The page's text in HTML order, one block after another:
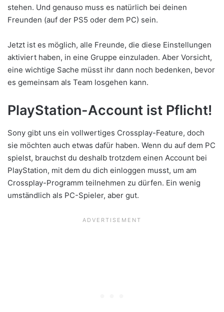
stehen. Und genauso muss es natürlich bei deinen
Freunden (auf der PS5 oder dem PC) sein.
Jetzt ist es möglich, alle Freunde, die diese Einstellungen
aktiviert haben, in eine Gruppe einzuladen. Aber Vorsicht,
eine wichtige Sache müsst ihr dann noch bedenken, bevor
es gemeinsam als Team losgehen kann.
PlayStation-Account ist Pflicht!
Sony gibt uns ein vollwertiges Crossplay-Feature, doch
sie möchten auch etwas dafür haben. Wenn du auf dem PC
spielst, brauchst du deshalb trotzdem einen Account bei
PlayStation, mit dem du dich einloggen musst, um am
Crossplay-Programm teilnehmen zu dürfen. Ein wenig
umständlich als PC-Spieler, aber gut.